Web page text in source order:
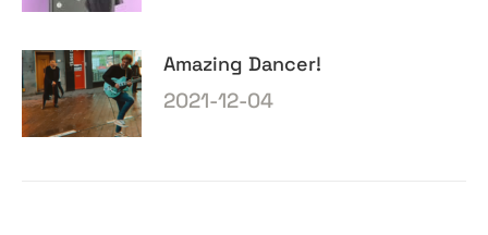
Amazing Dancer!
2021-12-04